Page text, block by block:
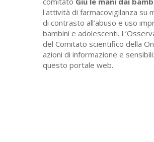
l'attività di farmacovigilanza su
di contrasto all’abuso e uso
bambini e adolescenti.
del Comitato scientifico della
azioni di informazione e
questo portale web.